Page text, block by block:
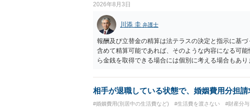
2026年8月3日
川添 圭 弁護士
報酬及び立替金の精算は法テラスの決定と指示に基
含めて精算可能であれば、そのような内容になる可
ら金銭を取得できる場合には個別に考える場合もあ
相手が退職している状態で、婚姻費用分担
#婚姻費用(別居中の生活費など) #生活費を渡さない #財産分与